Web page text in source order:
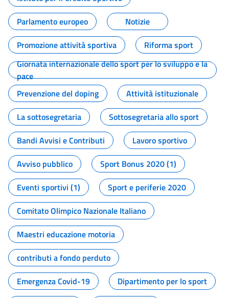
Parlamento europeo
Notizie
Promozione attività sportiva
Riforma sport
Giornata internazionale dello sport per lo sviluppo e la
pace
Prevenzione del doping
Attività istituzionale
La sottosegretaria
Sottosegretaria allo sport
Bandi Avvisi e Contributi
Lavoro sportivo
Avviso pubblico
Sport Bonus 2020 (1)
Eventi sportivi (1)
Sport e periferie 2020
Comitato Olimpico Nazionale Italiano
Maestri educazione motoria
contributi a fondo perduto
Emergenza Covid-19
Dipartimento per lo sport